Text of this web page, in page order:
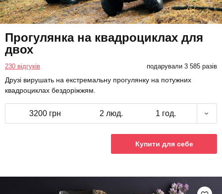
Прогулянка на квадроциклах для
двох
230 відгуків подарували 3 585 разів
Друзі вирушать на екстремальну прогулянку на потужних
квадроциклах бездоріжжям.
3200 грн 2 люд. 1 год.
Купити для себе